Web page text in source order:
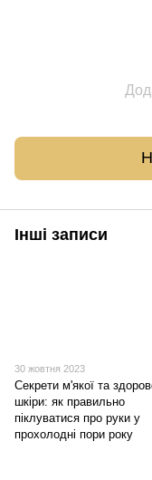
Інші записи
30 жовтня 2023
Секрети м'якої та
шкіри: як правильно
піклуватися про руки у
прохолодні пори року